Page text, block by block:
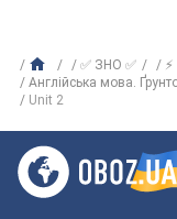
✅ ЗНО ✅
Англійська мова.
Unit 2